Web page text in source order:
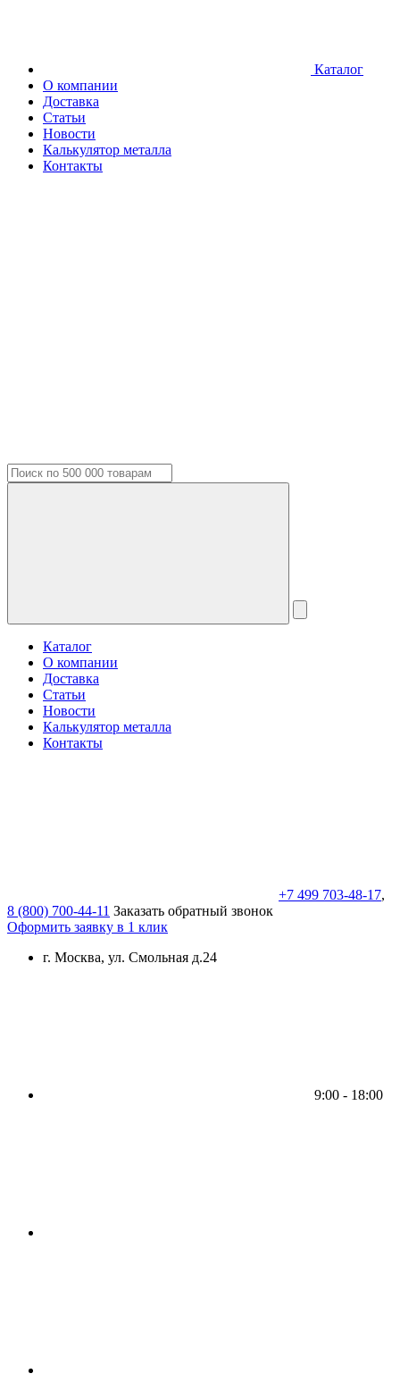
Каталог
О компании
Доставка
Статьи
Новости
Калькулятор металла
Контакты
Каталог
О компании
Доставка
Статьи
Новости
Калькулятор металла
Контакты
+7 499 703-48-17,
8 (800) 700-44-11 Заказать обратный звонок
Оформить заявку в 1 клик
г. Москва, ул. Смольная д.24
9:00 - 18:00